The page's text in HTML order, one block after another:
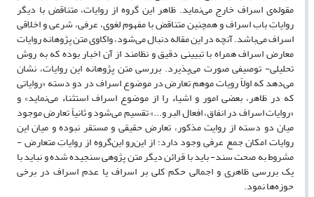
مقوله‌ی اسراف خارج می‌نماید. ظاهر این گروه از روایات، متناقض با دیگر
روایاتِ باب اسراف و همچنین متناقض با مفهوم لغوی، عرفی، شرعی و اخلاقی
اسراف می‌باشد. آنچه در این مقاله دنبال می‌شود، واکاوی متن پژوهانه روایات
معارض اسراف همراه با تبیینی دقیق و نظامند از آن اخبار بوده که به روش
تحلیلی- توصیفی صورت می‌پذیرد. بررسی متن پژوهانه این روایات، نشان
می‌دهد که اولاً رویات موهم تعارض در موضوع اسراف در دو دسته «روایاتی
که در ظاهر، بعضی امور و اشیاء را از موضوع اسراف استثناء می‌نماید» و
«روایات اسراف در انفاق، افعال البر و...» تقسیم می‌شود و ثانیاً تعارض موجود
میان دو دسته از روایت مذکور، تعارض حقیقی و مستقر نبوده و میان این
روایات امکان جمع عرفی وجود دارد؛ از این‌رو این‌گروه از روایاتِ متعارض -
مشروط به صحت سند- باید با قرائن دیگر متن پژوهی سنجیده شده و نباید با
یک بررسی ظاهری و اجمالی حکم کلی بر اسراف یا عدم اسراف در برخی
حوزه‌ها نمود.